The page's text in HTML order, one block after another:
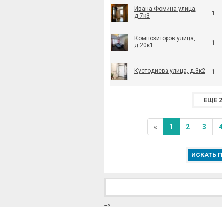
Ивана Фомина улица,
д.7к3
1
Композиторов улица,
д.20к1
1
Кустодиева улица, д.3к2 1
ЕЩЕ
« 1 2 3 4
ИСКАТЬ
-->